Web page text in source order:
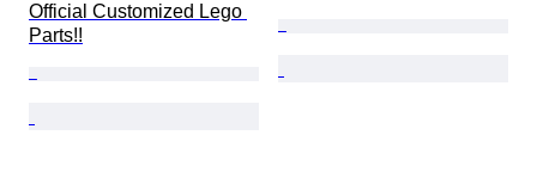
Official Customized Lego
Parts!!